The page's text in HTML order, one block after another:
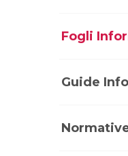
Fogli
Guide